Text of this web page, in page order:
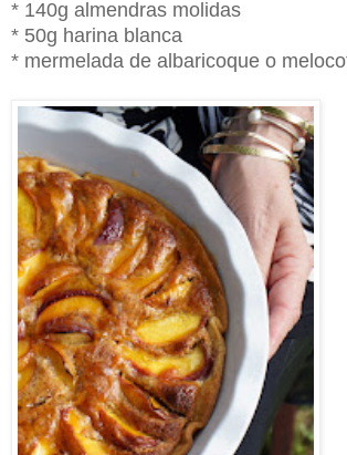
* 140g almendras molidas
* 50g harina blanca
* mermelada de albaricoque o